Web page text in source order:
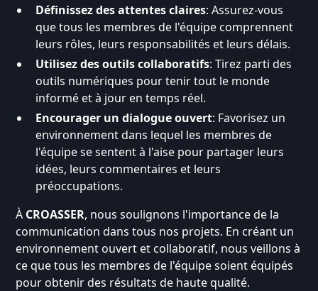
Définissez des attentes claires: Assurez-vous
que tous les membres de l'équipe comprennent
leurs rôles, leurs responsabilités et leurs délais.
Utilisez des outils collaboratifs: Tirez parti des
outils numériques pour tenir tout le monde
informé et à jour en temps réel.
Encourager un dialogue ouvert: Favorisez un
environnement dans lequel les membres de
l'équipe se sentent à l'aise pour partager leurs
idées, leurs commentaires et leurs
préoccupations.
À CROASSER, nous soulignons l'importance de la
communication dans tous nos projets. En créant un
environnement ouvert et collaboratif, nous veillons à
ce que tous les membres de l'équipe soient équipés
pour obtenir des résultats de haute qualité.